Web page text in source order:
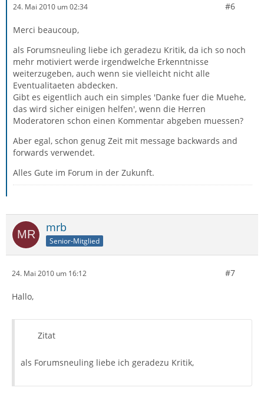
24. Mai 2010 um 02:34 #6
Merci beaucoup,
als Forumsneuling liebe ich geradezu Kritik, da ich so noch
mehr motiviert werde irgendwelche Erkenntnisse
weiterzugeben, auch wenn sie vielleicht nicht alle
Eventualitaeten abdecken.
Gibt es eigentlich auch ein simples 'Danke fuer die Muehe,
das wird sicher einigen helfen', wenn die Herren
Moderatoren schon einen Kommentar abgeben muessen?
Aber egal, schon genug Zeit mit message backwards and
forwards verwendet.
Alles Gute im Forum in der Zukunft.
mrb
Senior-Mitglied
24. Mai 2010 um 16:12 #7
Hallo,
Zitat
als Forumsneuling liebe ich geradezu Kritik,